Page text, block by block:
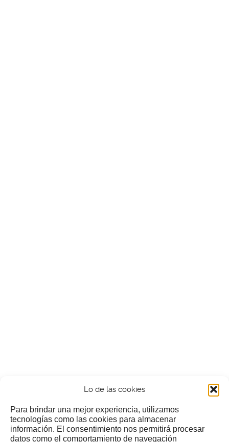
Lo de las cookies
Para brindar una mejor experiencia, utilizamos
tecnologías como las cookies para almacenar
información. El consentimiento nos permitirá procesar
datos como el comportamiento de navegación
¿Nos invitas a un cafecillo?